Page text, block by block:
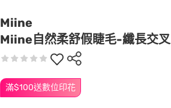
Miine
Miine自然柔舒假睫毛-纖長交叉
滿$100送數位印花